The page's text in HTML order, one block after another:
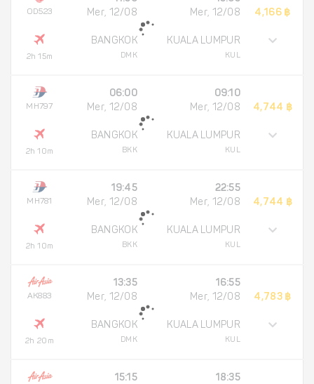
OD523
2h 15m
Mer, 12/08
BANGKOK
DMK
Mer, 12/08
KUALA LUMPUR
KUL
4,166 ฿
MH797
2h 10m
06:00
Mer, 12/08
BANGKOK
BKK
09:10
Mer, 12/08
KUALA LUMPUR
KUL
4,744 ฿
MH781
2h 10m
19:45
Mer, 12/08
BANGKOK
BKK
22:55
Mer, 12/08
KUALA LUMPUR
KUL
4,744 ฿
AK883
2h 20m
13:35
Mer, 12/08
BANGKOK
DMK
16:55
Mer, 12/08
KUALA LUMPUR
KUL
4,783 ฿
15:15
18:35